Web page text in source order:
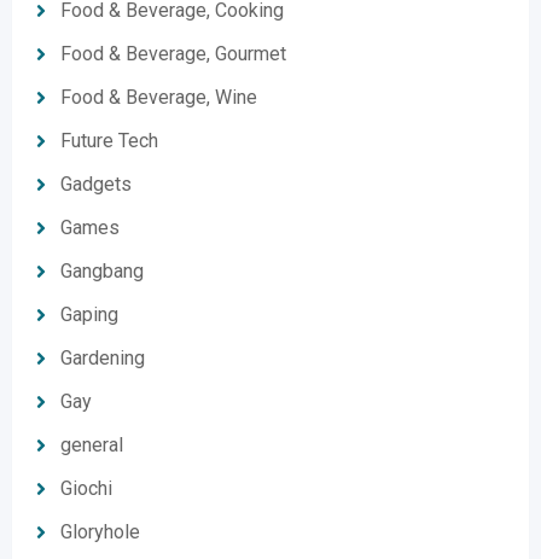
Food & Beverage, Cooking
Food & Beverage, Gourmet
Food & Beverage, Wine
Future Tech
Gadgets
Games
Gangbang
Gaping
Gardening
Gay
general
Giochi
Gloryhole